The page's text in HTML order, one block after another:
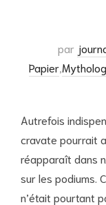
par
Papier
Autrefois
cravate pourrait
réapparaît dans
sur les podiums.
n’était pourtant